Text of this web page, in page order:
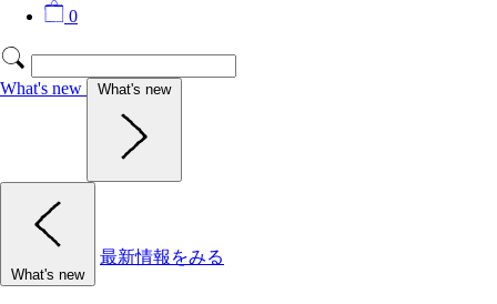
0
What's new What's new
What's new
最新情報をみる